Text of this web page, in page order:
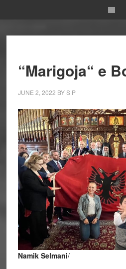
“Marigoja“ e
JUNE 2, 2022 BYS P
Namik Selmani/